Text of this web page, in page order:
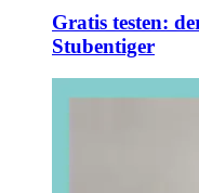
Gratis testen:
Stubentiger